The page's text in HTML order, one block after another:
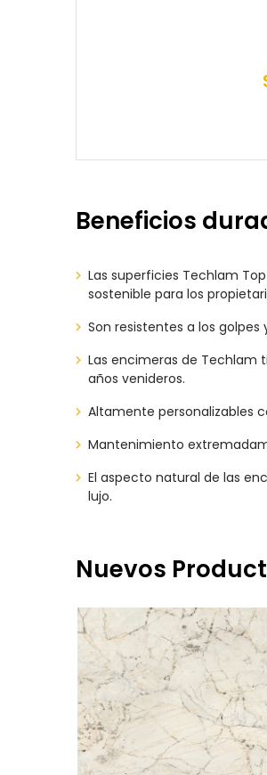
Beneficios
Las superficies Techlam
sostenible para los
Son resistentes a los
Las encimeras de Techlam
años venideros.
Altamente personalizables
Mantenimiento
El aspecto natural de las
lujo.
Nuevos